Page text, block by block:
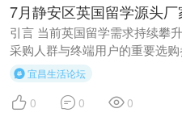
7月静安区英国留学源头
引言 当前英国留学需求持续攀
采购人群与终端用户的重要选
宜昌生活论坛
 0  0  0